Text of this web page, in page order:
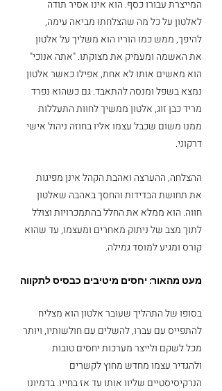
המייצרת עבורו כסף. הוא אינו אסיר תודה
לאלטון על כל מה שהצלחתו מביאה עימה,
להיפך, ממש כמו הוריו הוא משליך על אלטון
את האשמה ומעמיק את מצוקתו. "אתה אנוכי"
הוא מאשים אותו לא אחת, אפילו כאשר אלטון
נמצא בשפל ומנסה להתאבד. גם כשהוא נפרד
מריד כבן זוג, אלטון ממשיך לחוות התעללות
ממנו משום שכבל עצמו אליו בחוזה ניהול אישי
דרקוני.
ההצלחה, ההערצה ואהבת הקהל אינן מפיגות
את תחושת הבדידות והחסך באהבה שאלטון
חווה. הוא ממלא את החלל בהתמכרויות וצולל
לתוך מצב של ניתוק מאחרים ומעצמו, עד שהוא
קורס ומגיע למוסד גמילה.
מעט מהאור: יחסים מיטיבים כבסיס לתקווה
בסופו של התהליך שעובר אלטון הוא מצליח
להתפייס עם עברו, להשלים עם חולשותיו, ויותר
מכל לשקם ולייצר מערכות יחסים טובות
ולהגדיר עצמו מחדש מחוץ לקשרים
הנרקיסיסטיים שליוו אותו עד אז בחייו. בדמיונו